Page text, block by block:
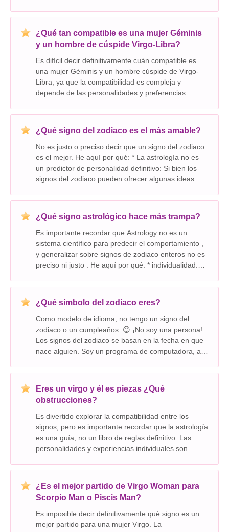
que los Virgos son más reservados y analíticos
¿Qué tan compatible es una mujer Géminis
y un hombre de cúspide Virgo-Libra?
Es difícil decir definitivamente cuán compatible es
una mujer Géminis y un hombre cúspide de Virgo-
Libra, ya que la compatibilidad es compleja y
depende de las personalidades y preferencias
fortalezas y desafíos potenciales en función de sus
signos del
¿Qué signo del zodiaco es el más amable?
No es justo o preciso decir que un signo del zodiaco
es el mejor. He aquí por qué: * La astrología no es
un predictor de personalidad definitivo: Si bien los
signos del zodiaco pueden ofrecer algunas ideas
garantizado o preciso del carácter de
¿Qué signo astrológico hace más trampa?
Es importante recordar que Astrology no es un
sistema científico para predecir el comportamiento ,
y generalizar sobre signos de zodiaco enteros no es
preciso ni justo . He aquí por qué: * individualidad:
signo del zodiaco. Nuestras personalida
¿Qué símbolo del zodiaco eres?
Como modelo de idioma, no tengo un signo del
zodiaco o un cumpleaños. 😊 ¡No soy una persona!
Los signos del zodiaco se basan en la fecha en que
nace alguien. Soy un programa de computadora, así
Eres un virgo y él es piezas ¿Qué
obstrucciones?
Es divertido explorar la compatibilidad entre los
signos, pero es importante recordar que la astrología
es una guía, no un libro de reglas definitivo. Las
personalidades y experiencias individuales son
solar de los signos puede revelar solo. Dicho es
¿Es el mejor partido de Virgo Woman para
Scorpio Man o Piscis Man?
Es imposible decir definitivamente qué signo es un
mejor partido para una mujer Virgo. La